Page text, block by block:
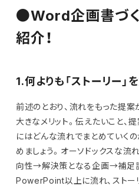
●Word企画書づ
紹介！
1.何よりも「ストーリー」
前述のとおり、流れをもった提
大きなメリット。伝えたいこと、
にはどんな流れでまとめていく
めましょう。オーソドックスな
向性→解決策となる企画→補足説
PowerPoint以上に流れ、スト